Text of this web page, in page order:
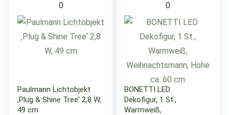
0
Paulmann Lichtobjekt
‚Plug & Shine Tree‘ 2,8 W,
49 cm
0
BONETTI LED
Dekofigur, 1 St.,
Warmweiß,